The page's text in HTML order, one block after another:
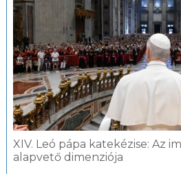
XIV. Leó pápa katekézise: Az
alapvető dimenziója